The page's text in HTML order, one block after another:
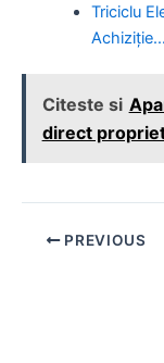
Triciclu
Achiziție…
Citeste si
direct
Post PREVIOUS